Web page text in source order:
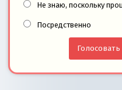
Не знаю, поскольку
Посредственно